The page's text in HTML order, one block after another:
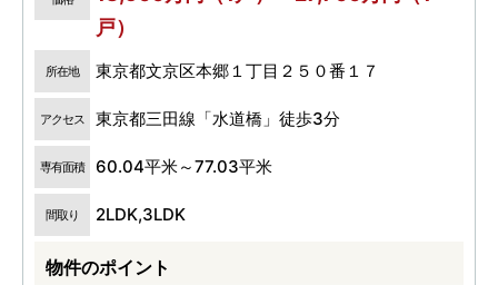
戸）
所在地 東京都文京区本郷１丁目２５０番１７
アクセス 東京都三田線「水道橋」徒歩3分
専有面積 60.04平米～77.03平米
間取り 2LDK,3LDK
物件のポイント